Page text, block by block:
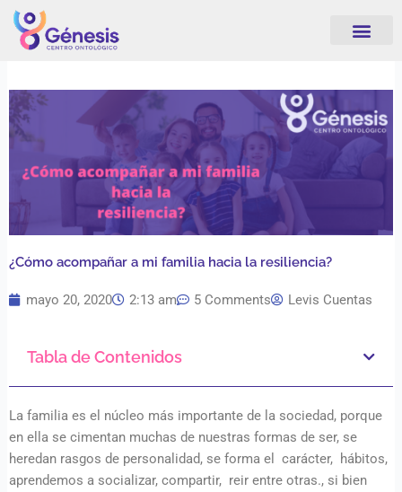
contenido
¿Cómo acompañar a mi familia hacia la resiliencia?
mayo 20, 2020 2:13 am 5 Comments Levis Cuentas
Tabla de Contenidos
La familia es el núcleo más importante de la sociedad, porque
en ella se cimentan muchas de nuestras formas de ser, se
heredan rasgos de personalidad, se forma el carácter, hábitos,
aprendemos a socializar, compartir, reir entre otras., si bien